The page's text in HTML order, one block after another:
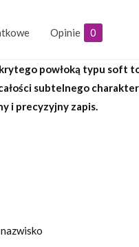
Opinie 0
powłoką typu soft
subtelnego
i precyzyjny zapis.